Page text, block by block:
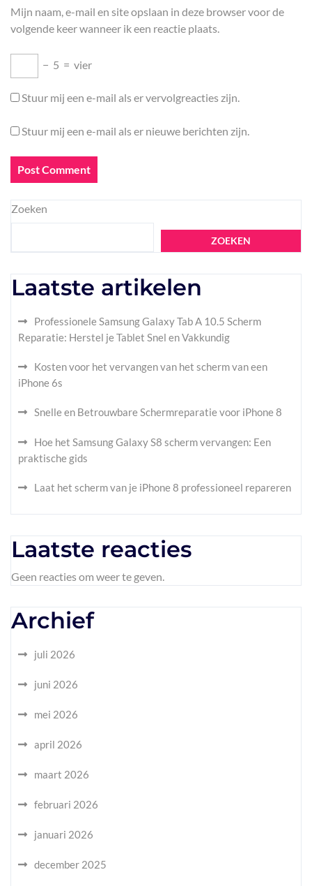
Mijn naam, e-mail en site opslaan in deze browser voor de
volgende keer wanneer ik een reactie plaats.
− 5 = vier
Stuur mij een e-mail als er vervolgreacties zijn.
Stuur mij een e-mail als er nieuwe berichten zijn.
Zoeken
ZOEKEN
Laatste artikelen
Professionele Samsung Galaxy Tab A 10.5 Scherm
Reparatie: Herstel je Tablet Snel en Vakkundig
Kosten voor het vervangen van het scherm van een
iPhone 6s
Snelle en Betrouwbare Schermreparatie voor iPhone 8
Hoe het Samsung Galaxy S8 scherm vervangen: Een
praktische gids
Laat het scherm van je iPhone 8 professioneel repareren
Laatste reacties
Geen reacties om weer te geven.
Archief
juli 2026
juni 2026
mei 2026
april 2026
maart 2026
februari 2026
januari 2026
december 2025